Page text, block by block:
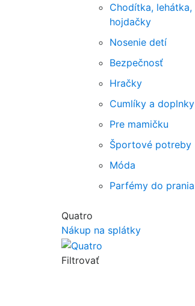
Chodítka, lehátka,
hojdačky
Nosenie detí
Bezpečnosť
Hračky
Cumlíky a doplnky
Pre mamičku
Športové potreby
Móda
Parfémy do prania
Quatro
Nákup na splátky
Filtrovať